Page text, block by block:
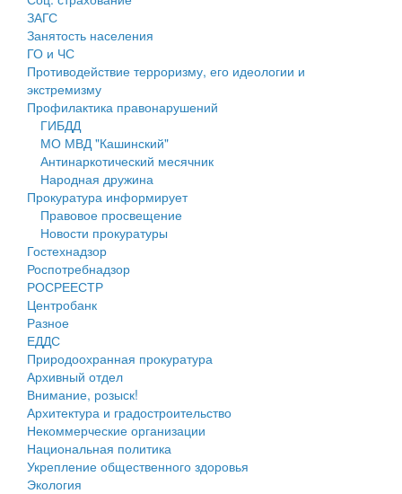
Персональные данные
Оценка регулирующего воздействия
Деятельность МУ
Нормативы градостроительного проектирования
Правила землепользования и застройки
Генеральные планы
Проекты планировки территории
Собрание депутатов
Городское поселение
Сельские поселения
ЗАГС
Занятость населения
ГО и ЧС
Противодействие терроризму, его идеологии и
экстремизму
Профилактика правонарушений
ГИБДД
МО МВД "Кашинский"
Антинаркотический месячник
Народная дружина
Прокуратура информирует
Правовое просвещение
Новости прокуратуры
Гостехнадзор
Роспотребнадзор
РОСРЕЕСТР
Центробанк
Разное
ЕДДС
Природоохранная прокуратура
Архивный отдел
Внимание, розыск!
Архитектура и градостроительство
Некоммерческие организации
Национальная политика
Укрепление общественного здоровья
Экология